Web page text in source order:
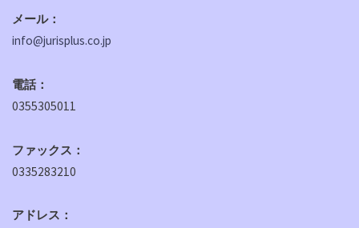
メール：
info@jurisplus.co.jp
電話：
0355305011
ファックス：
0335283210
アドレス：